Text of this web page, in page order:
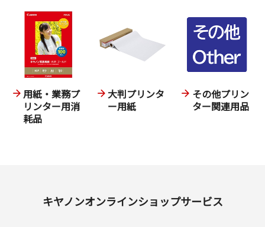
用紙・業務プ
リンター用消
耗品
大判プリンタ
ー用紙
その他プリン
ター関連用品
キヤノンオンラインショップサービス